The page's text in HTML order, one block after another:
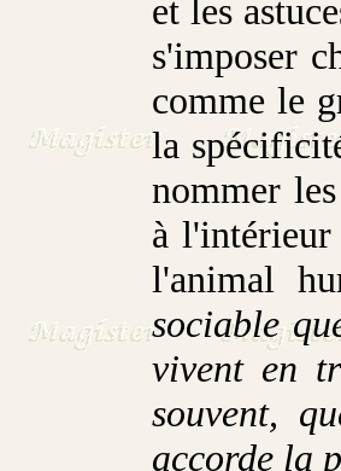
et les
s'imposer
comme le
la
nommer
à l'intérieur
l'animal
sociable
vivent en
souvent,
accorde la